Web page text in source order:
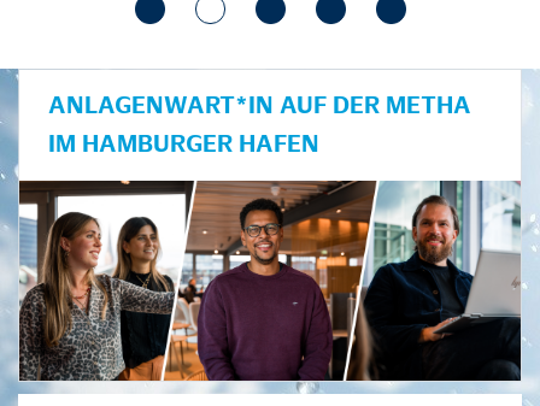
ANLAGENWART*IN AUF DER METHA
IM HAMBURGER HAFEN